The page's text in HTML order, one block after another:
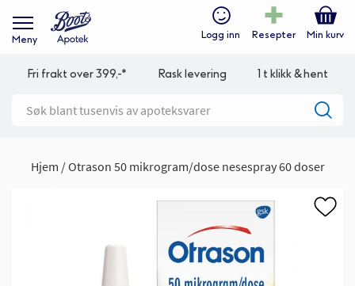
Meny Logg inn Resepter Min kurv
Fri frakt over 399,-* Rask levering 1 t klikk & hent
Hjem Otrason 50 mikrogram/dose nesespray 60 doser